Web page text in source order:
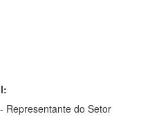
Representante do Setor